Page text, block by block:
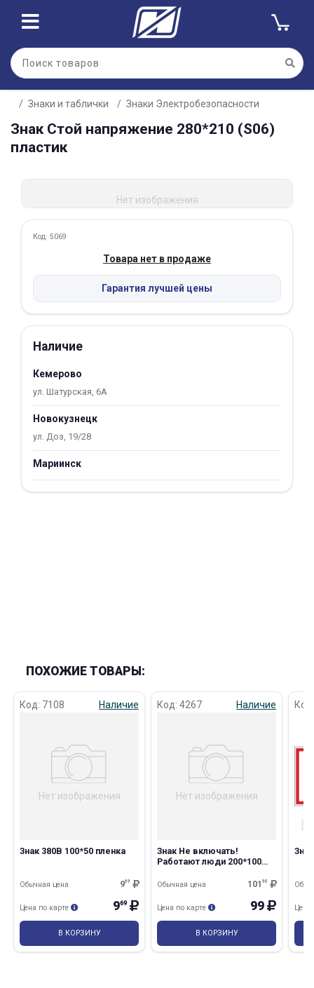
Знаки и таблички Знаки Электробезопасности
Знак Стой напряжение 280*210 (S06)
пластик
Нет изображения
Код: 5069
Товара нет в продаже
Гарантия лучшей цены
Наличие
Кемерово
ул. Шатурская, 6А
Новокузнецк
ул. Доз, 19/28
Мариинск
ПОХОЖИЕ ТОВАРЫ:
Код: 7108 Наличие
Нет изображения
Знак 380В 100*50 пленка
969
Обычная цена
969
Цена по карте
В КОРЗИНУ
Код: 4267 Наличие
Нет изображения
Знак Не включать!
Работают люди 200*100
10190
Обычная цена
99
Цена по карте
В КОРЗИНУ
Цена
Для клиентов всех банков
Разбейте
оплату на части
%
в корзину
Оплачивайте сегодня только
25% картой любого банка
Получайте товар
выбранный способом
раз в 2
недели